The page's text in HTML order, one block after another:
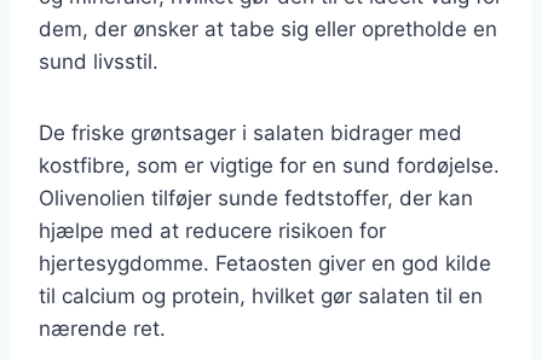
dem, der ønsker at tabe sig eller opretholde en
sund livsstil.
De friske grøntsager i salaten bidrager med
kostfibre, som er vigtige for en sund fordøjelse.
Olivenolien tilføjer sunde fedtstoffer, der kan
hjælpe med at reducere risikoen for
hjertesygdomme. Fetaosten giver en god kilde
til calcium og protein, hvilket gør salaten til en
nærende ret.